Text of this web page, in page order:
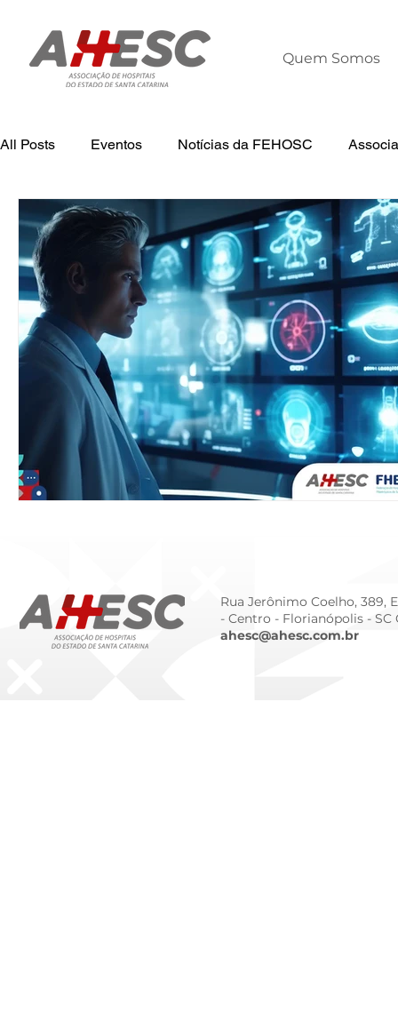
Quem Somos
All Posts Eventos Notícias da FEHOSC
Tecnologia Notícias Notícias da AHESC
Rua Jerônimo Coelho, 389,
- Centro - Florianópolis - SC
ahesc@ahesc.com.br